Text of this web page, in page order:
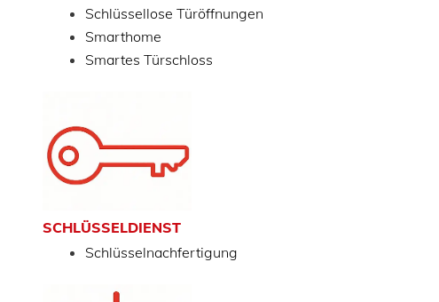
Schlüssellose Türöffnungen
Smarthome
Smartes Türschloss
SCHLÜSSELDIENST
Schlüsselnachfertigung